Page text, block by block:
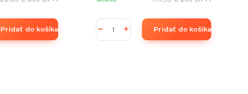
Pridať do košíka Pridať do košíka